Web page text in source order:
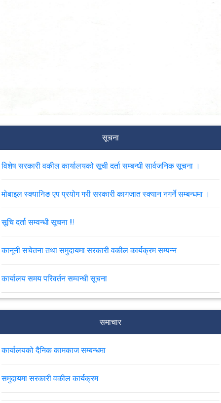
सूचना
विशेष सरकारी वकील कार्यालयको सूची दर्ता सम्बन्धी सार्वजनिक सूचना ।
मोबाइल स्क्यानिङ एप प्रयोग गरी सरकारी कागजात स्क्यान नगर्ने सम्बन्धमा ।
सूचि दर्ता सम्वन्धी सूचना !!!
कानूनी सचेतना तथा समुदायमा सरकारी वकील कार्यक्रम सम्पन्न
कार्यालय समय परिवर्तन सम्वन्धी सूचना
कार्यविधि” विषयमा कार्यालय प्रमुखको प्रस्तुतिकरण र अन्य छलफल
Cyber Security Advisory सम्बन्धमा ।
लुटपाट भएका सामाग्रीहरु बुझाउने सम्बन्धी सूचना
समाचार
कार्यालयको दैनिक कामकाज सम्बन्धमा
समुदायमा सरकारी वकील कार्यक्रम